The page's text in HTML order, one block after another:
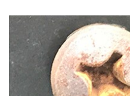
v České
republice a v
zemích mimo
Evropskou unii,
ale vždy za
podmínky
přísného splnění